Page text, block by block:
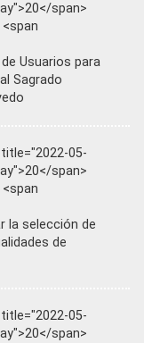
span>
Usuarios para
Sagrado
05-
span>
la selección de
de
05-
span>